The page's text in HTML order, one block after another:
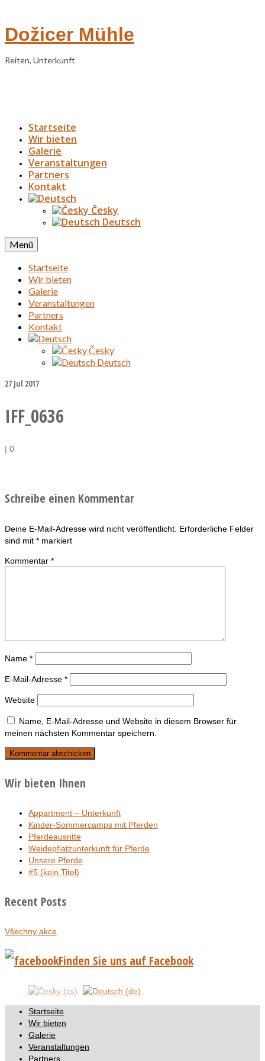
Dožicer Mühle
Reiten, Unterkunft
Startseite
Wir bieten
Galerie
Veranstaltungen
Partners
Kontakt
Česky
Deutsch
Menü
Startseite
Wir bieten
Galerie
Veranstaltungen
Partners
Kontakt
Česky
Deutsch
27 Jul 2017
IFF_0636
| 0
Schreibe einen Kommentar
Deine E-Mail-Adresse wird nicht veröffentlicht. Erforderliche Felder
sind mit * markiert
Kommentar *
Name *
E-Mail-Adresse *
Website
Name, E-Mail-Adresse und Website in diesem Browser für
meinen nächsten Kommentar speichern.
Wir bieten Ihnen
Appartment – Unterkunft
Kinder-Sommercamps mit Pferden
Pferdeausritte
Weidepflatzunterkunft für Pferde
Unsere Pferde
#5 (kein Titel)
Recent Posts
Všechny akce
Finden Sie uns auf Facebook
Startseite
Wir bieten
Galerie
Veranstaltungen
Partners